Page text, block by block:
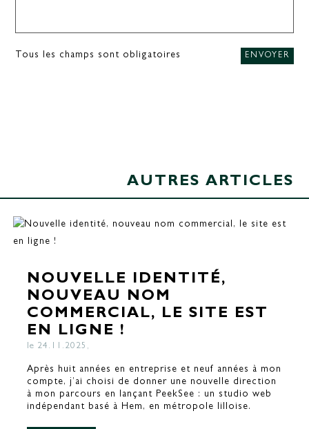
Tous les champs sont obligatoires ENVOYER
AUTRES ARTICLES
NOUVELLE IDENTITÉ,
NOUVEAU NOM
COMMERCIAL, LE SITE EST
EN LIGNE !
le 24.11.2025,
Après huit années en entreprise et neuf années à mon
compte, j’ai choisi de donner une nouvelle direction
à mon parcours en lançant PeekSee : un studio web
indépendant basé à Hem, en métropole lilloise.